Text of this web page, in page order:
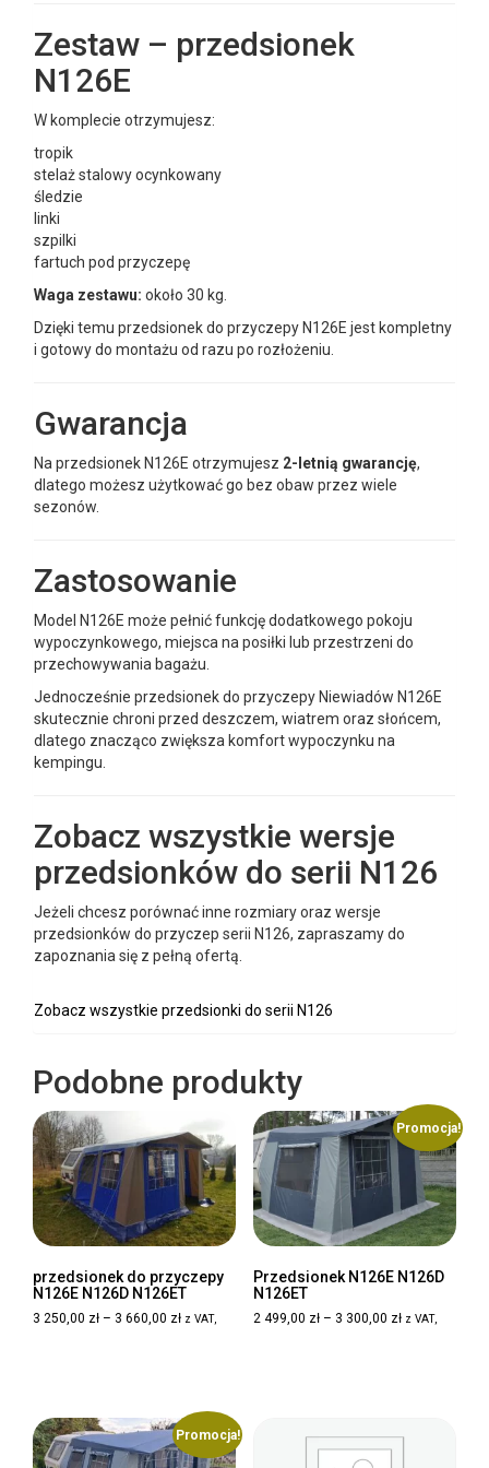
Zestaw – przedsionek
N126E
W komplecie otrzymujesz:
tropik
stelaż stalowy ocynkowany
śledzie
linki
szpilki
fartuch pod przyczepę
Waga zestawu: około 30 kg.
Dzięki temu przedsionek do przyczepy N126E jest kompletny
i gotowy do montażu od razu po rozłożeniu.
Gwarancja
Na przedsionek N126E otrzymujesz 2-letnią gwarancję,
dlatego możesz użytkować go bez obaw przez wiele
sezonów.
Zastosowanie
Model N126E może pełnić funkcję dodatkowego pokoju
wypoczynkowego, miejsca na posiłki lub przestrzeni do
przechowywania bagażu.
Jednocześnie przedsionek do przyczepy Niewiadów N126E
skutecznie chroni przed deszczem, wiatrem oraz słońcem,
dlatego znacząco zwiększa komfort wypoczynku na
kempingu.
Zobacz wszystkie wersje
przedsionków do serii N126
Jeżeli chcesz porównać inne rozmiary oraz wersje
przedsionków do przyczep serii N126, zapraszamy do
zapoznania się z pełną ofertą.
Zobacz wszystkie przedsionki do serii N126
Podobne produkty
przedsionek do przyczepy
N126E N126D N126ET
3 250,00 zł – 3 660,00 złZakres
do
3
660,00 zł
z VAT,
wariantów.
Opcje
Promocja!
Przedsionek N126E N126D
N126ET
2 499,00 zł – 3 300,00 złZakres
z VAT,
wariantów.
Opcje
Promocja!